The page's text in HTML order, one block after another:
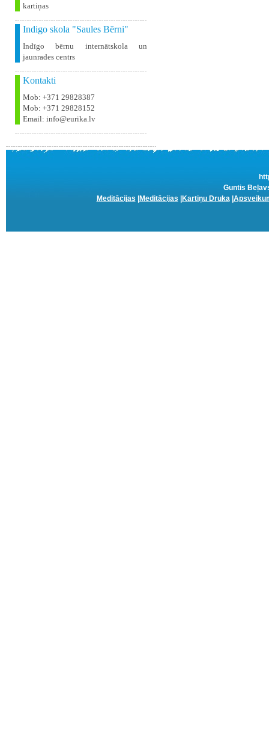
kartiņas
Indigo skola "Saules Bērni"
Indīgo bērnu internātskola un
jaunrades centrs
Kontakti
Mob: +371 29828387
Mob: +371 29828152
Email: info@eurika.lv
Guntis
Meditācijas
Meditācijas Kartiņu Druka|